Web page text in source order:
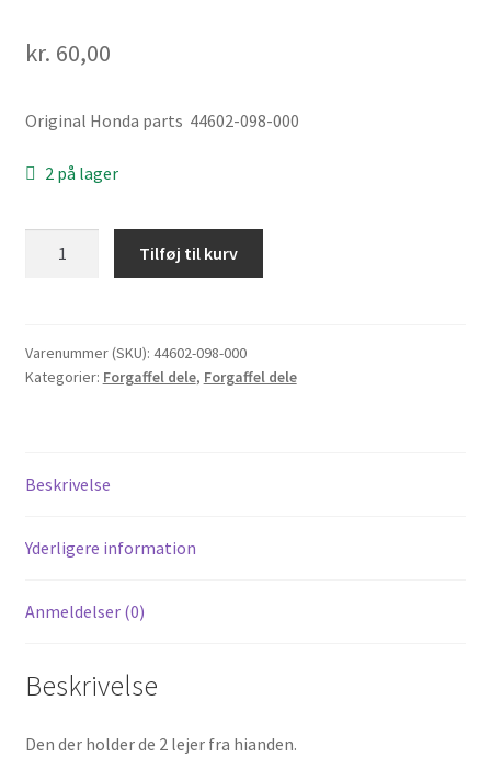
kr. 60,00
Original Honda parts 44602-098-000
2 på lager
Dax
NR.8
Tilføj til kurv
Varenummer (SKU): 44602-098-000
Kategorier: Forgaffel dele, Forgaffel dele
Beskrivelse
Yderligere information
Anmeldelser (0)
Beskrivelse
Den der holder de 2 lejer fra hianden.